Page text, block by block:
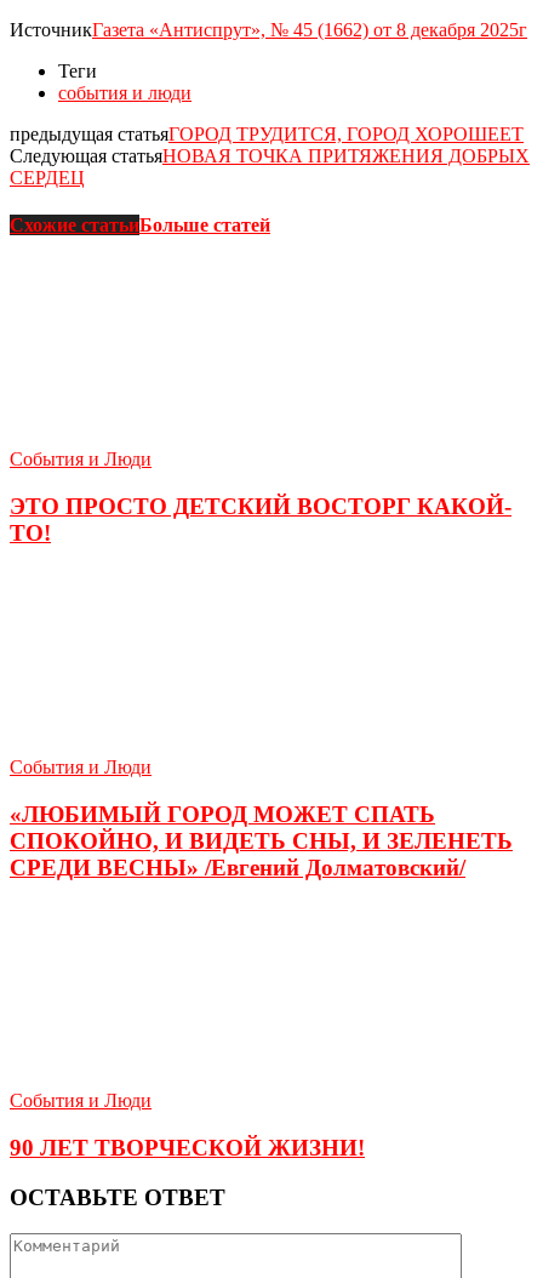
ИсточникГазета «Антиспрут», № 45 (1662) от 8 декабря 2025г
Теги
события и люди
предыдущая статьяГОРОД ТРУДИТСЯ, ГОРОД ХОРОШЕЕТ
Следующая статьяНОВАЯ ТОЧКА ПРИТЯЖЕНИЯ ДОБРЫХ
СЕРДЕЦ
Схожие статьиБольше статей
События и Люди
ЭТО ПРОСТО ДЕТСКИЙ ВОСТОРГ КАКОЙ-
ТО!
События и Люди
«ЛЮБИМЫЙ ГОРОД МОЖЕТ СПАТЬ
СПОКОЙНО, И ВИДЕТЬ СНЫ, И ЗЕЛЕНЕТЬ
СРЕДИ ВЕСНЫ» /Евгений Долматовский/
События и Люди
90 ЛЕТ ТВОРЧЕСКОЙ ЖИЗНИ!
ОСТАВЬТЕ ОТВЕТ